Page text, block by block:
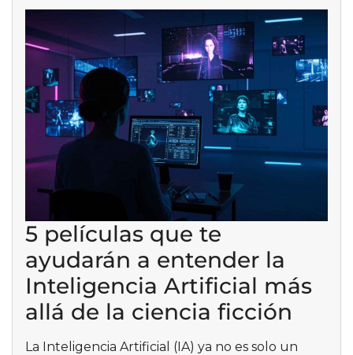
5 películas que te
ayudarán a entender la
Inteligencia Artificial más
allá de la ciencia ficción
La Inteligencia Artificial (IA) ya no es solo un